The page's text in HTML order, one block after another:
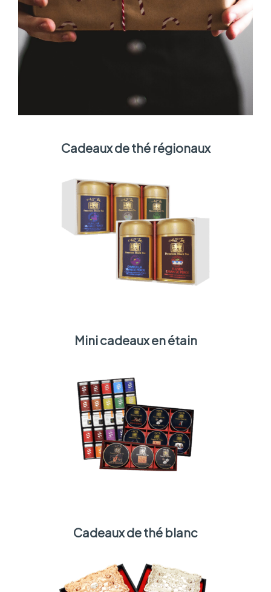
Cadeaux de thé régionaux
Mini cadeaux en étain
Cadeaux de thé blanc